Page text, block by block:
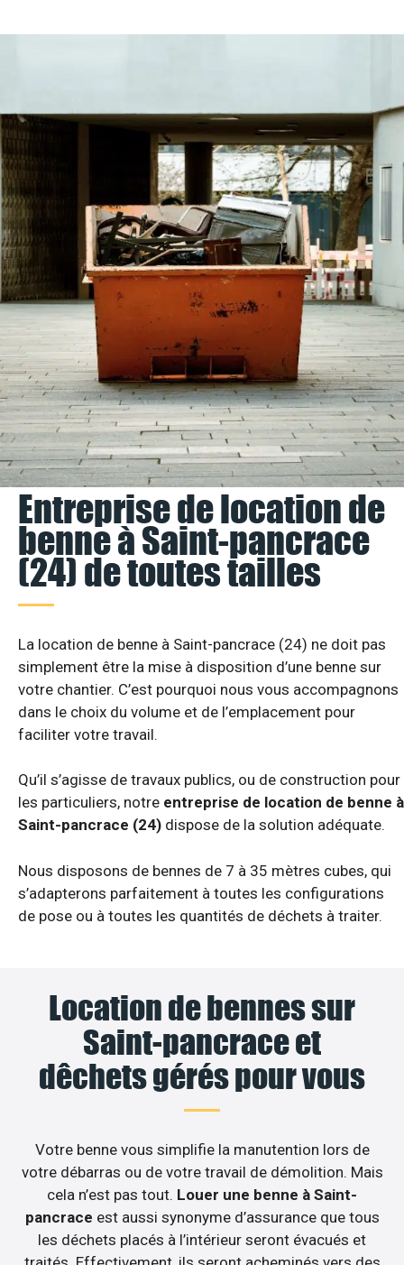
Entreprise de location de
benne à Saint-pancrace
(24) de toutes tailles
La location de benne à Saint-pancrace (24) ne doit pas
simplement être la mise à disposition d’une benne sur
votre chantier. C’est pourquoi nous vous accompagnons
dans le choix du volume et de l’emplacement pour
faciliter votre travail.
Qu’il s’agisse de travaux publics, ou de construction pour
les particuliers, notre entreprise de location de benne à
Saint-pancrace (24) dispose de la solution adéquate.
Nous disposons de bennes de 7 à 35 mètres cubes, qui
s’adapterons parfaitement à toutes les configurations
de pose ou à toutes les quantités de déchets à traiter.
Location de bennes sur
Saint-pancrace et
dêchets gérés pour vous
Votre benne vous simplifie la manutention lors de
votre débarras ou de votre travail de démolition. Mais
cela n’est pas tout. Louer une benne à Saint-
pancrace est aussi synonyme d’assurance que tous
les déchets placés à l’intérieur seront évacués et